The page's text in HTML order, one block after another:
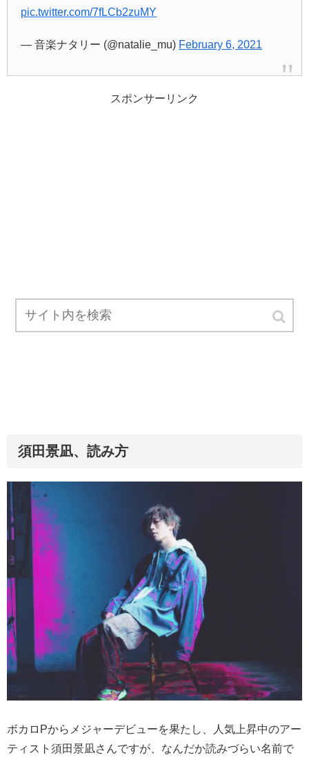
pic.twitter.com/7fLCb2zuMY
— 音楽ナタリー (@natalie_mu) February 6, 2021
スポンサーリンク
須田景凪、読み方
ボカロPからメジャーデビューを果たし、人気上昇中のアー
ティスト須田景凪さんですが、なんだか読みづらい名前で